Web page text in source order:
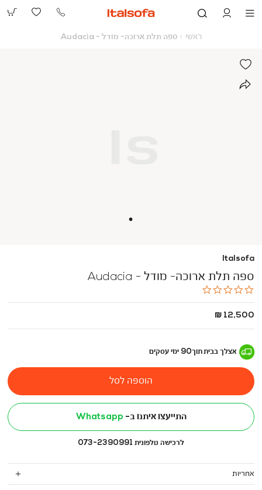
073-
ראשי ראשי
ספה תלת ארוכה- מודל - Audacia
Italsofa
ספה תלת ארוכה- מודל - Audacia
החל
12,500 ₪
אצלך בביתתוך90 ימי עסקים
הוספה לסל
התייעצו איתנו ב- Whatsapp
לרכישה טלפונית 073-2390991
אחריות